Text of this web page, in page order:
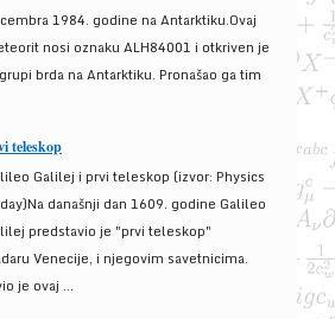
1984. godine na Antarktiku.Ovaj
nosi oznaku ALH84001 i otkriven je
brda na Antarktiku. Pronašao ga tim
teleskop
Galilej i prvi teleskop (izvor: Physics
današnji dan 1609. godine Galileo
predstavio je "prvi teleskop"
Venecije, i njegovim savetnicima.
je ovaj ...